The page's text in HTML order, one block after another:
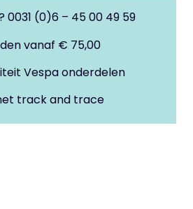
0031 (0)6 – 45 00 49 59
vanaf € 75,00
Vespa onderdelen
track and trace